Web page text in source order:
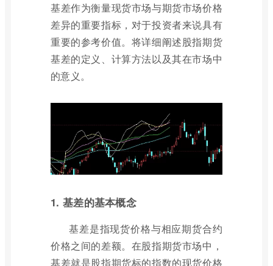
基差作为衡量现货市场与期货市场价格
差异的重要指标，对于投资者来说具有
重要的参考价值。将详细阐述股指期货
基差的定义、计算方法以及其在市场中
的意义。
1. 基差的基本概念
基差是指现货价格与相应期货合约
价格之间的差额。在股指期货市场中，
基差就是股指期货标的指数的现货价格